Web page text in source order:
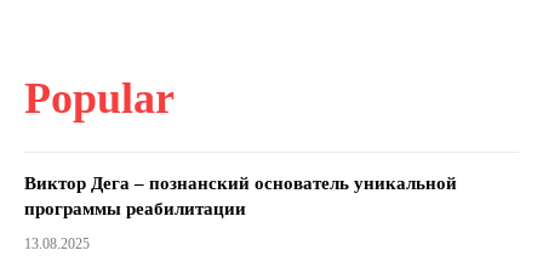
Popular
Виктор Дега – познанский основатель уникальной
программы реабилитации
13.08.2025